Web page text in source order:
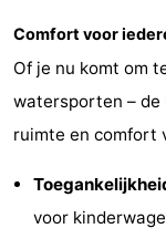
Comfort voor
Of je nu komt om
watersporten – de
ruimte en comfort
voor